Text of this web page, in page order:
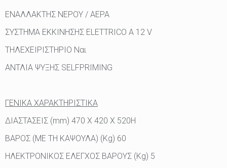
ΕΝΑΛΛΑΚΤΗΣ ΝΕΡΟΥ / ΑΕΡΑ
ΣΥΣΤΗΜΑ ΕΚΚΙΝΗΣΗΣ ELETTRICO A 12 V
ΤΗΛΕΧΕΙΡΙΣΤΗΡΙΟ Ναι
ΑΝΤΛΙΑ ΨΥΞΗΣ SELFPRIMING
ΓΕΝΙΚΑ ΧΑΡΑΚΤΗΡΙΣΤΙΚΑ
ΔΙΑΣΤΑΣΕΙΣ (mm) 470 X 420 X 520H
ΒΑΡΟΣ (ΜΕ ΤΗ ΚΑΨΟΥΛΑ) (Kg) 60
ΗΛΕΚΤΡΟΝΙΚΟΣ ΕΛΕΓΧΟΣ ΒΑΡΟΥΣ (Kg) 5